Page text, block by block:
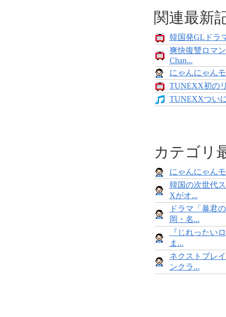
関連最新
韓国発GLドラ
爽快復讐ロマ
Chan...
にゃんにゃん
TUNEXX初の
TUNEXXつい
カテゴリ
にゃんにゃん
韓国の次世代
Xがオ...
ドラマ「暴君
岡・名...
『じれったい
ま...
ネクストブレ
ンクラ...